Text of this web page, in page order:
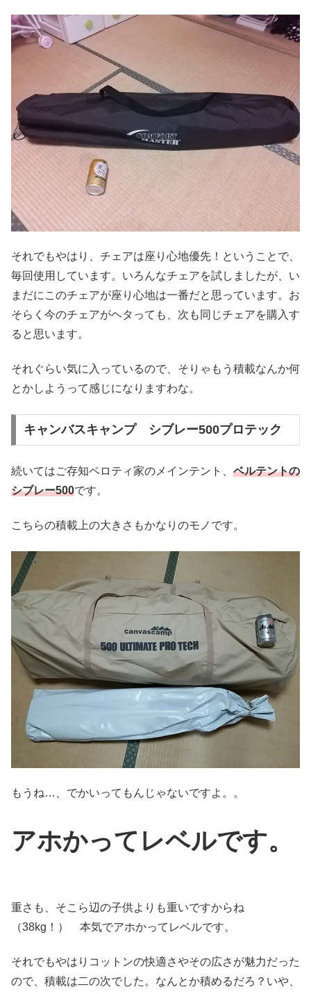
それでもやはり、チェアは座り心地優先！ということで、
毎回使用しています。いろんなチェアを試しましたが、い
まだにこのチェアが座り心地は一番だと思っています。お
そらく今のチェアがヘタっても、次も同じチェアを購入す
ると思います。
それぐらい気に入っているので、そりゃもう積載なんか何
とかしようって感じになりますわな。
キャンバスキャンプ シブレー500プロテック
続いてはご存知ペロティ家のメインテント、 ベルテントの
シブレー500です。
こちらの積載上の大きさもかなりのモノです。
もうね…、でかいってもんじゃないですよ。。
アホかってレベルです。
重さも、そこら辺の子供よりも重いですからね
（38kg！） 本気でアホかってレベルです。
それでもやはりコットンの快適さやその広さが魅力だった
ので、積載は二の次でした。なんとか積めるだろ？いや、